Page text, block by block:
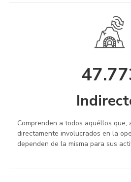
Comprenden a todos aquéllos que,
directamente involucrados en la
dependen de la misma para sus